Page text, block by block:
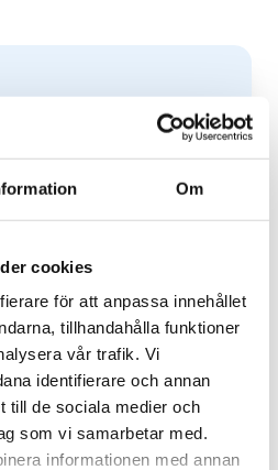
Om
cookies
för att anpassa innehållet
tillhandahålla funktioner
vår trafik. Vi
identifierare och annan
till de sociala medier och
som vi samarbetar med.
informationen med annan
Chefer och ledare inom